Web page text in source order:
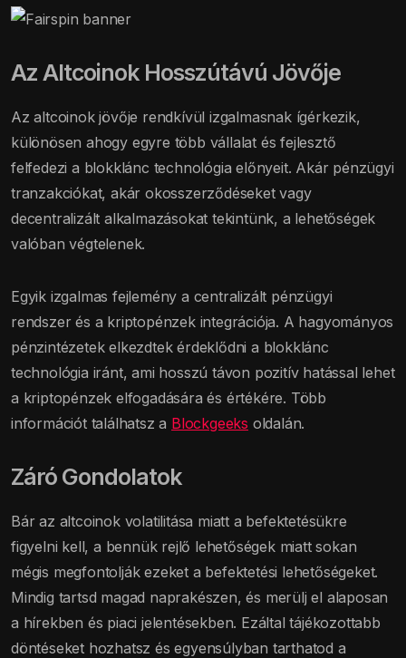
Az Altcoinok Hosszútávú Jövője
Az altcoinok jövője rendkívül izgalmasnak ígérkezik,
különösen ahogy egyre több vállalat és fejlesztő
felfedezi a blokklánc technológia előnyeit. Akár pénzügyi
tranzakciókat, akár okosszerződéseket vagy
decentralizált alkalmazásokat tekintünk, a lehetőségek
valóban végtelenek.
Egyik izgalmas fejlemény a centralizált pénzügyi
rendszer és a kriptopénzek integrációja. A hagyományos
pénzintézetek elkezdtek érdeklődni a blokklánc
technológia iránt, ami hosszú távon pozitív hatással lehet
a kriptopénzek elfogadására és értékére. Több
információt találhatsz a Blockgeeks oldalán.
Záró Gondolatok
Bár az altcoinok volatilitása miatt a befektetésükre
figyelni kell, a bennük rejlő lehetőségek miatt sokan
mégis megfontolják ezeket a befektetési lehetőségeket.
Mindig tartsd magad naprakészen, és merülj el alaposan
a hírekben és piaci jelentésekben. Ezáltal tájékozottabb
döntéseket hozhatsz és egyensúlyban tarthatod a